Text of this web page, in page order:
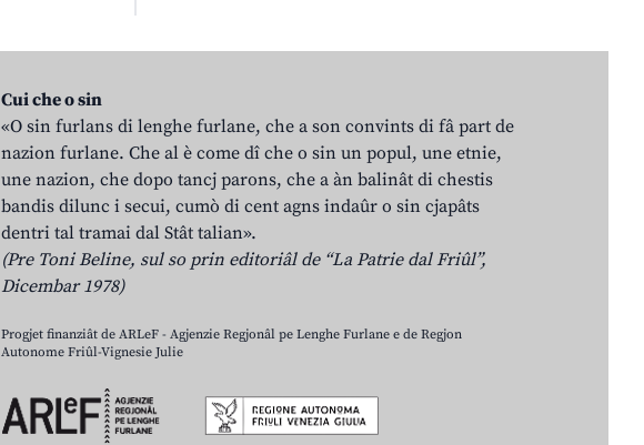
Cui che o sin
«O sin furlans di lenghe furlane, che a son convints di fâ part de
nazion furlane. Che al è come dî che o sin un popul, une etnie,
une nazion, che dopo tancj parons, che a àn balinât di chestis
bandis dilunc i secui, cumò di cent agns indaûr o sin cjapâts
dentri tal tramai dal Stât talian».
(Pre Toni Beline, sul so prin editoriâl de “La Patrie dal Friûl”,
Dicembar 1978)
Progjet finanziât de ARLeF - Agjenzie Regjonâl pe Lenghe Furlane e de Regjon
Autonome Friûl-Vignesie Julie